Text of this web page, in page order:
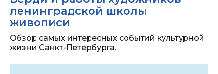
ленинградской школы
живописи
Обзор самых интересных событий культурной
жизни Санкт-Петербурга.